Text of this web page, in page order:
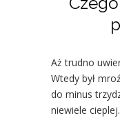
Aż trudno
Wtedy był
do minus
niewiele